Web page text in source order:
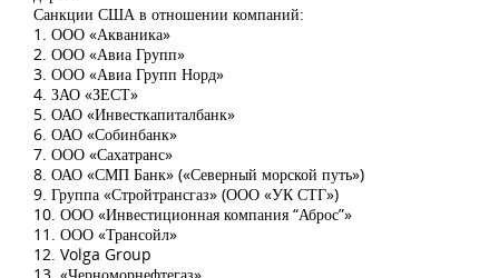
Санкции США в отношении компаний:
1. ООО «Акваника»
2. ООО «Авиа Групп»
3. ООО «Авиа Групп Норд»
4. ЗАО «ЗЕСТ»
5. ОАО «Инвесткапиталбанк»
6. ОАО «Собинбанк»
7. ООО «Сахатранс»
8. ОАО «СМП Банк» («Северный морской путь»)
9. Группа «Стройтрансгаз» (ООО «УК СТГ»)
10. ООО «Инвестиционная компания “Аброс”»
11. ООО «Трансойл»
12. Volga Group